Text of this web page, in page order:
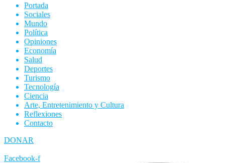
Portada
Sociales
Mundo
Política
Opiniones
Economía
Salud
Deportes
Turismo
Tecnología
Ciencia
Arte, Entretenimiento y Cultura
Reflexiones
Contacto
DONAR
Facebook-f